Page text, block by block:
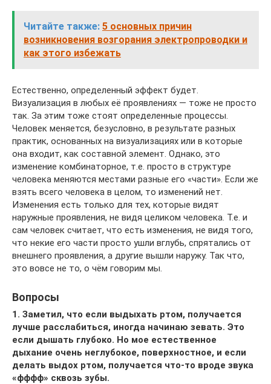
Читайте также: 5 основных причин
возникновения возгорания электропроводки и
как этого избежать
Естественно, определенный эффект будет.
Визуализация в любых её проявлениях — тоже не просто
так. За этим тоже стоят определенные процессы.
Человек меняется, безусловно, в результате разных
практик, основанных на визуализациях или в которые
она входит, как составной элемент. Однако, это
изменение комбинаторное, т.е. просто в структуре
человека меняются местами разные его «части». Если же
взять всего человека в целом, то изменений нет.
Изменения есть только для тех, которые видят
наружные проявления, не видя целиком человека. Т.е. и
сам человек считает, что есть изменения, не видя того,
что некие его части просто ушли вглубь, спрятались от
внешнего проявления, а другие вышли наружу. Так что,
это вовсе не то, о чём говорим мы.
Вопросы
1. Заметил, что если выдыхать ртом, получается
лучше расслабиться, иногда начинаю зевать. Это
если дышать глубоко. Но мое естественное
дыхание очень неглубокое, поверхностное, и если
делать выдох ртом, получается что-то вроде звука
«фффф» сквозь зубы.